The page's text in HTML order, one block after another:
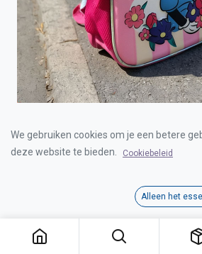
RUGZAKKEN ,
Interne referentie: 00021957
We gebruiken cookies om je een betere
deze website te bieden.
Cookiebeleid
Alleen het